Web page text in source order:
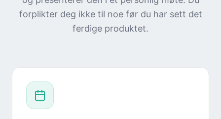
forplikter deg ikke til noe før du har sett det
ferdige produktet.